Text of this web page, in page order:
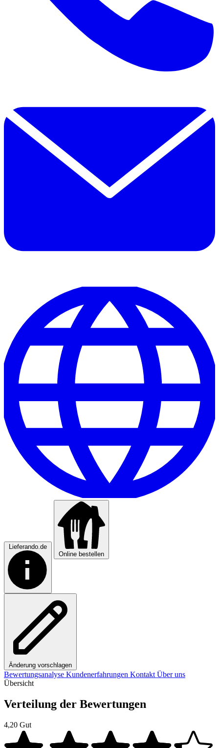
Lieferando.de
Online bestellen
Änderung vorschlagen
Bewertungsanalyse Kundenerfahrungen Kontakt Über uns
Übersicht
Verteilung der Bewertungen
4,20 Gut